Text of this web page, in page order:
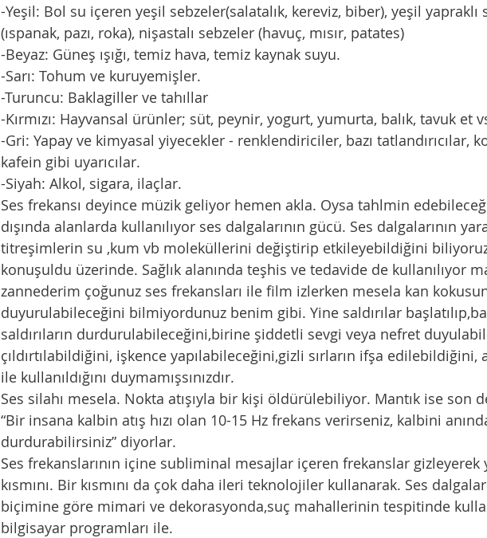
-Yeşil: Bol su içeren yeşil sebzeler(salatalık, kereviz, biber), yeşil yapraklı
(ıspanak, pazı, roka), nişastalı sebzeler (havuç, mısır, patates)
-Beyaz: Güneş ışığı, temiz hava, temiz kaynak suyu.
-Sarı: Tohum ve kuruyemişler.
-Turuncu: Baklagiller ve tahıllar
-Kırmızı: Hayvansal ürünler; süt, peynir, yogurt, yumurta, balık, tavuk et
-Gri: Yapay ve kimyasal yiyecekler - renklendiriciler, bazı tatlandırıcılar,
kafein gibi uyarıcılar.
-Siyah: Alkol, sigara, ilaçlar.
Ses frekansı deyince müzik geliyor hemen akla. Oysa tahlmin
dışında alanlarda kullanılıyor ses dalgalarının gücü. Ses dalgalarının
titreşimlerin su ,kum vb moleküllerini değiştirip etkileyebildiğini
konuşuldu üzerinde. Sağlık alanında teşhis ve tedavide de kullanılıyor
zannederim çoğunuz ses frekansları ile film izlerken mesela kan
duyurulabileceğini bilmiyordunuz benim gibi. Yine saldırılar
saldırıların durdurulabileceğini,birine şiddetli sevgi veya nefret
çıldırtılabildiğini, işkence yapılabileceğini,gizli sırların ifşa edilebildiğini,
ile kullanıldığını duymamışsınızdır.
Ses silahı mesela. Nokta atışıyla bir kişi öldürülebiliyor. Mantık ise son
“Bir insana kalbin atış hızı olan 10-15 Hz frekans verirseniz, kalbini
durdurabilirsiniz” diyorlar.
Ses frekanslarının içine subliminal mesajlar içeren frekanslar gizleyerek
kısmını. Bir kısmını da çok daha ileri teknolojiler kullanarak. Ses
biçimine göre mimari ve dekorasyonda,suç mahallerinin tespitinde
bilgisayar programları ile.